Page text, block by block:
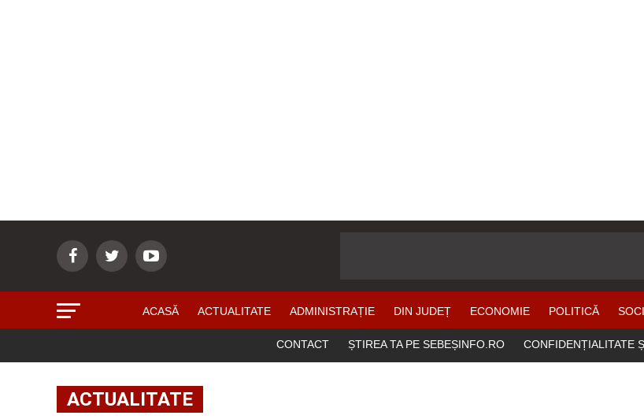
ACASĂ ACTUALITATE ADMINISTRAȚIE DIN JUDEȚ ECONOMIE POLITICĂ
CONTACT ȘTIREA TA PE SEBEȘINFO.RO CONFIDENȚIALITATE
ACTUALITATE